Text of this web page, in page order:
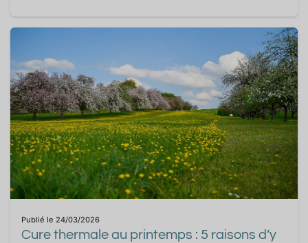
Publié le 24/03/2026
Cure thermale au printemps : 5 raisons d’y